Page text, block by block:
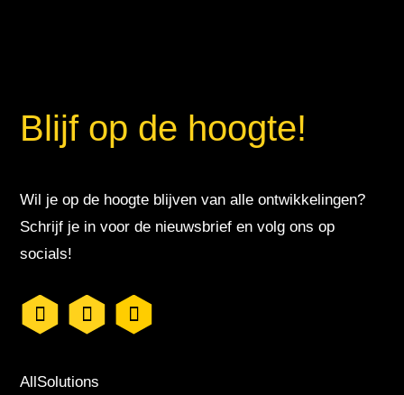
Blijf op de hoogte!
Wil je op de hoogte blijven van alle ontwikkelingen?
Schrijf je in voor de nieuwsbrief en volg ons op
socials!
AllSolutions